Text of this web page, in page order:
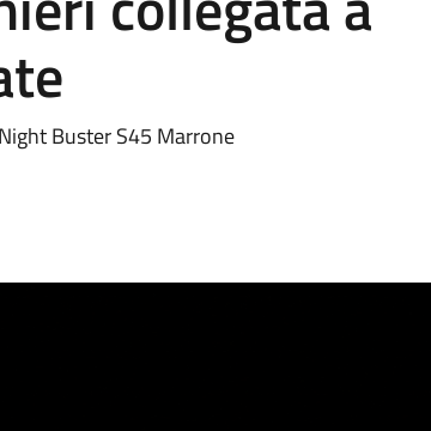
Buster S45 Marrone